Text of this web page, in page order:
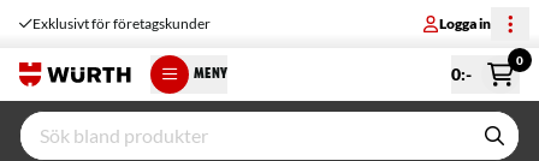
Exklusivt för företagskunder Logga in
MENY 0:-
0